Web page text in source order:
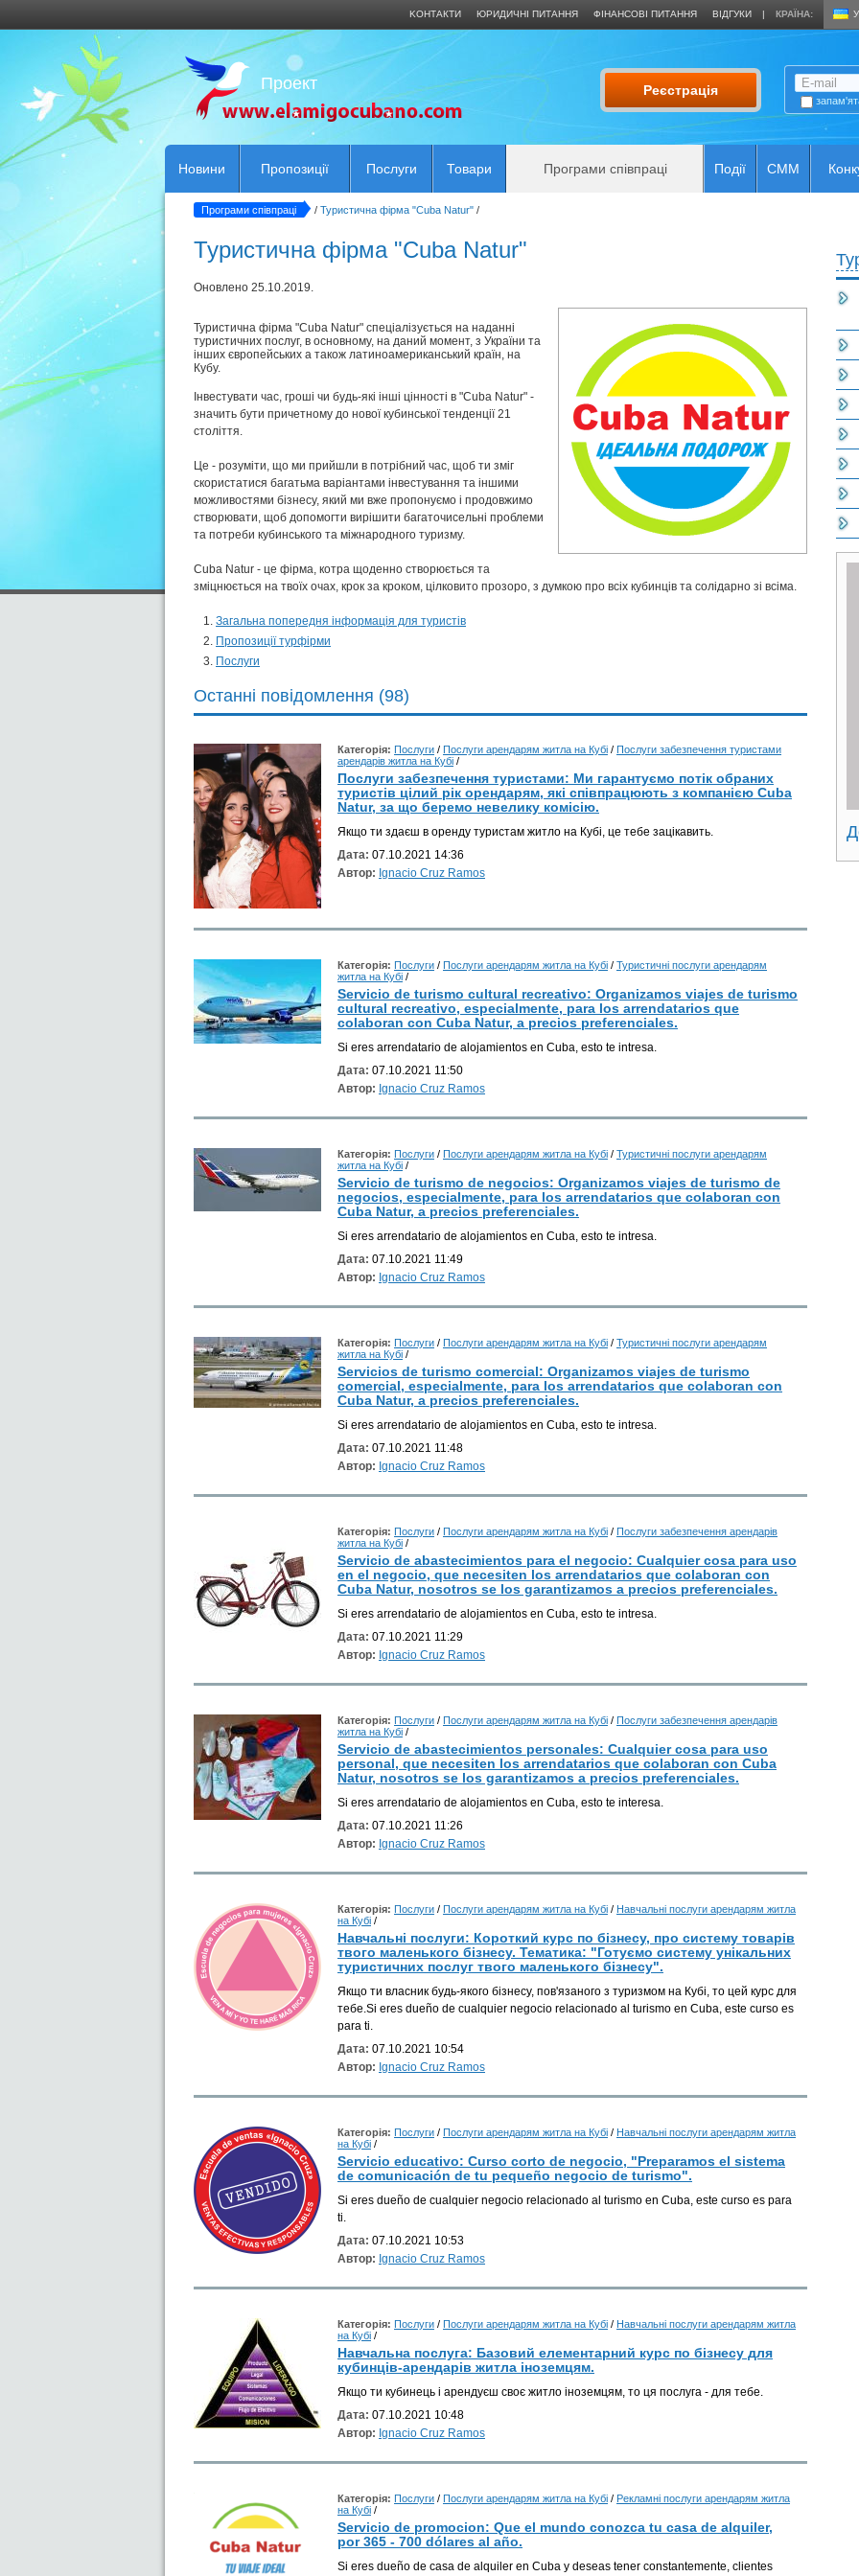
KОНТАКТИ ЮРИДИЧНІ ПИТАННЯ ФІНАНСОВІ ПИТАННЯ ВІДГУКИ | КРАЇНА:
Проект Реєстрація
Новини Пропозиції Послуги Товари Програми співпраці Події CMM
Програми співпраці / Туристична фірма "Cuba Natur" /
Туристична фірма "Cuba Natur"
Оновлено 25.10.2019.
Туристична фірма "Cuba Natur" спеціалізується на наданні
туристичних послуг, в основному, на даний момент, з України та
інших європейських а також латиноамериканський країн, на
Кубу.
Інвестувати час, гроші чи будь-які інші цінності в "Cuba Natur" -
значить бути причетному до нової кубинської тенденції 21
століття.
Це - розуміти, що ми прийшли в потрібний час, щоб ти зміг
скористатися багатьма варіантами інвестування та іншими
можливостями бізнесу, який ми вже пропонуємо і продовжимо
створювати, щоб допомогти вирішити багаточисельні проблеми
та потреби кубинського та міжнародного туризму.
Cuba Natur - це фірма, котра щоденно створюється та
зміцнюється на твоїх очах, крок за кроком, цілковито прозоро, з думкою про всіх кубинців та солідарно зі всіма.
Загальна попередня інформація для туристів
Пропозиції турфірми
Послуги
Останні повідомлення (98)
Категорія: Послуги / Послуги арендарям житла на Кубі / Послуги забезпечення туристами
арендарів житла на Кубі /
Послуги забезпечення туристами: Ми гарантуємо потік обраних
туристів цілий рік орендарям, які співпрацюють з компанією Cuba
Natur, за що беремо невелику комісію.
Якщо ти здаєш в оренду туристам житло на Кубі, це тебе зацікавить.
Дата: 07.10.2021 14:36
Автор: Ignacio Cruz Ramos
Категорія: Послуги / Послуги арендарям житла на Кубі / Туристичні послуги арендарям
житла на Кубі /
Servicio de turismo cultural recreativo: Organizamos viajes de turismo
cultural recreativo, especialmente, para los arrendatarios que
colaboran con Cuba Natur, a precios preferenciales.
Si eres arrendatario de alojamientos en Cuba, esto te intresa.
Дата: 07.10.2021 11:50
Автор: Ignacio Cruz Ramos
Категорія: Послуги / Послуги арендарям житла на Кубі / Туристичні послуги арендарям
житла на Кубі /
Servicio de turismo de negocios: Organizamos viajes de turismo de
negocios, especialmente, para los arrendatarios que colaboran con
Cuba Natur, a precios preferenciales.
Si eres arrendatario de alojamientos en Cuba, esto te intresa.
Дата: 07.10.2021 11:49
Автор: Ignacio Cruz Ramos
Категорія: Послуги / Послуги арендарям житла на Кубі / Туристичні послуги арендарям
житла на Кубі /
Servicios de turismo comercial: Organizamos viajes de turismo
comercial, especialmente, para los arrendatarios que colaboran con
Cuba Natur, a precios preferenciales.
Si eres arrendatario de alojamientos en Cuba, esto te intresa.
Дата: 07.10.2021 11:48
Автор: Ignacio Cruz Ramos
Категорія: Послуги / Послуги арендарям житла на Кубі / Послуги забезпечення арендарів
житла на Кубі /
Servicio de abastecimientos para el negocio: Cualquier cosa para uso
en el negocio, que necesiten los arrendatarios que colaboran con
Cuba Natur, nosotros se los garantizamos a precios preferenciales.
Si eres arrendatario de alojamientos en Cuba, esto te intresa.
Дата: 07.10.2021 11:29
Автор: Ignacio Cruz Ramos
Категорія: Послуги / Послуги арендарям житла на Кубі / Послуги забезпечення арендарів
житла на Кубі /
Servicio de abastecimientos personales: Cualquier cosa para uso
personal, que necesiten los arrendatarios que colaboran con Cuba
Natur, nosotros se los garantizamos a precios preferenciales.
Si eres arrendatario de alojamientos en Cuba, esto te interesa.
Дата: 07.10.2021 11:26
Автор: Ignacio Cruz Ramos
Категорія: Послуги / Послуги арендарям житла на Кубі / Навчальні послуги арендарям житла
на Кубі /
Навчальні послуги: Короткий курс по бізнесу, про систему товарів
твого маленького бізнесу. Тематика: "Готуємо систему унікальних
туристичних послуг твого маленького бізнесу".
Якщо ти власник будь-якого бізнесу, пов'язаного з туризмом на Кубі, то цей курс для
тебе.Si eres dueño de cualquier negocio relacionado al turismo en Cuba, este curso es
para ti.
Дата: 07.10.2021 10:54
Автор: Ignacio Cruz Ramos
Категорія: Послуги / Послуги арендарям житла на Кубі / Навчальні послуги арендарям житла
на Кубі /
Servicio educativo: Curso corto de negocio, "Preparamos el sistema
de comunicación de tu pequeño negocio de turismo".
Si eres dueño de cualquier negocio relacionado al turismo en Cuba, este curso es para
ti.
Дата: 07.10.2021 10:53
Автор: Ignacio Cruz Ramos
Категорія: Послуги / Послуги арендарям житла на Кубі / Навчальні послуги арендарям житла
на Кубі /
Навчальна послуга: Базовий елементарний курс по бізнесу для
кубинців-арендарів житла іноземцям.
Якщо ти кубинець і арендуєш своє житло іноземцям, то ця послуга - для тебе.
Дата: 07.10.2021 10:48
Автор: Ignacio Cruz Ramos
Категорія: Послуги / Послуги арендарям житла на Кубі / Рекламні послуги арендарям житла
на Кубі /
Servicio de promocion: Que el mundo conozca tu casa de alquiler,
por 365 - 700 dólares al año.
Si eres dueño de casa de alquiler en Cuba y deseas tener constantemente, clientes